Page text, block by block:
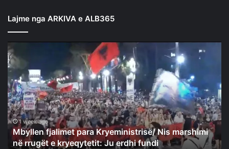
Lajme nga ARKIVA e ALB365
Mbyllen
fjalimet
para
Kryeministrisë/
Nis
marshimi
në
rrugët
kryeqytetit:
1 week ago
Mbyllen fjalimet para Kryeministrisë/ Nis marshimi
në rrugët e kryeqytetit: Ju erdhi fundi